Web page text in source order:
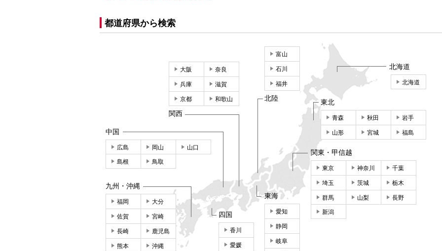
都道府県から検索
北海道
北海道
東北
青森 秋田 岩手
山形 宮城 福島
関東・甲信越
東京 神奈川 千葉
埼玉 茨城 栃木
群馬 山梨 長野
新潟
東海
愛知
静岡
岐阜
富山
石川
福井
北陸
大阪 奈良
兵庫 滋賀
京都 和歌山
関西
中国
広島 岡山 山口
島根 鳥取
四国
香川
愛媛
九州・沖縄
福岡 大分
佐賀 宮崎
長崎 鹿児島
熊本 沖縄